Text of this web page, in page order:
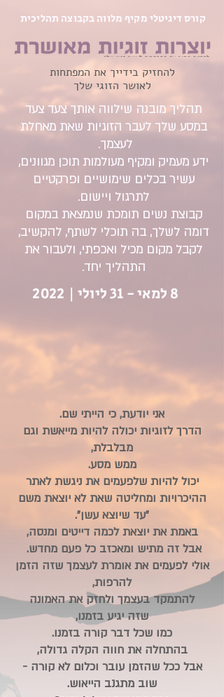
קורס דיגיטלי מקיף מלווה בקבוצה תהליכית
להחזיק בידייך את המפתחות
לאושר הזוגי שלך
תהליך מובנה שילווה אותך צעד צעד
במסע שלך לעבר הזוגיות שאת מאחלת
לעצמך.
ידע מעמיק ומקיף מעולמות תוכן מגוונים,
עשיר בכלים שימושיים ופרקטיים
לתרגול ויישום.
קבוצת נשים תומכת שנמצאת במקום
דומה לשלך, בה תוכלי לשתף, להקשיב,
לקבל מקום מכיל ואכפתי, ולעבור את
התהליך יחד.
8 למאי - 31 ליולי | 2022
אני יודעת, כי הייתי שם.
הדרך לזוגיות יכולה להיות מייאשת וגם
מבלבלת,
ממש מסע.
יכול להיות שלפעמים את ניגשת לאתר
ההיכרויות ומחליטה שאת לא יוצאת משם
"עד שיוצא עשן".
באמת את יוצאת לכמה דייטים ומנסה,
אבל זה מתיש ומאכזב כל פעם מחדש.
אולי לפעמיםאת אומרת לעצמך שזה הזמן
להרפות,
להתמקד בעצמך ולחזק את האמונה
שזה יגיע בזמנו,
כמו שכל דבר קורה בזמנו.
בהתחלה את חווה הקלה גדולה,
אבל ככל שהזמן עובר וכלום לא קורה -
שוב מתגנב הייאוש.